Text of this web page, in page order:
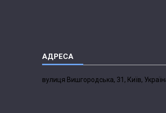
вулиця Вишгородська, 31, Київ,